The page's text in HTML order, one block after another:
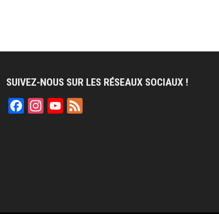
SUIVEZ-NOUS SUR LES RÉSEAUX SOCIAUX !
Facebook
Instagram
YouTube
Feed